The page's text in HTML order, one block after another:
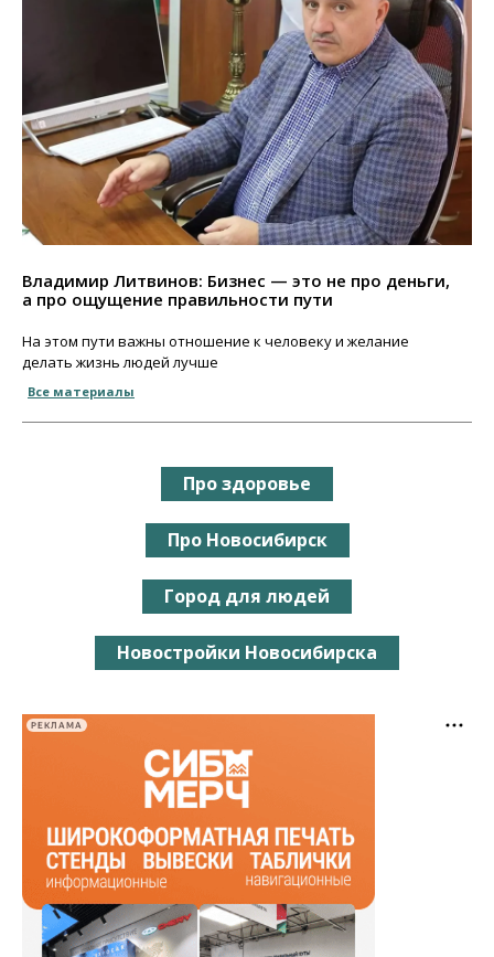
Владимир Литвинов: Бизнес — это не про деньги,
а про ощущение правильности пути
На этом пути важны отношение к человеку и желание
делать жизнь людей лучше
Все материалы
Про здоровье
Про Новосибирск
Город для людей
Новостройки Новосибирска
РЕКЛАМА